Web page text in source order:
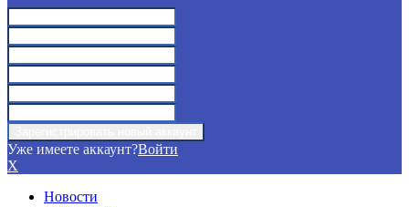
Уже имеете аккаунт?Войти
X
Новости